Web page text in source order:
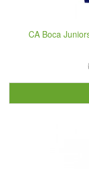
CA Boca